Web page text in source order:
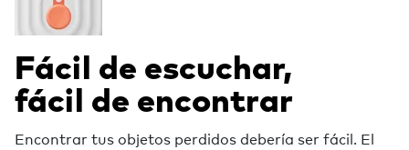
Fácil de escuchar,
fácil de encontrar
Encontrar tus objetos perdidos debería ser fácil. El